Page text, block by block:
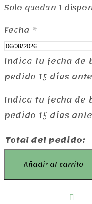
Solo quedan 1
Fecha *
Indica tu fecha de
pedido 15 días
Indica tu fecha de
pedido 15 días
Total del pedido:
Candela
Añadir al carrito